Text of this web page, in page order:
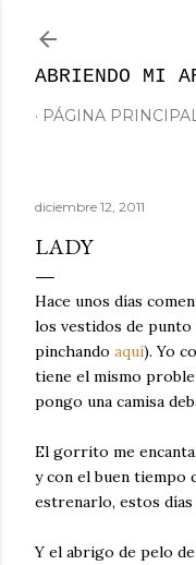
ABRIENDO MI
PÁGINA
diciembre 12, 2011
LADY
Hace unos días
los vestidos de
pinchando aquí). Yo
tiene el mismo
pongo una camisa
El gorrito me
y con el buen tiempo
estrenarlo, estos
Y el abrigo de pelo